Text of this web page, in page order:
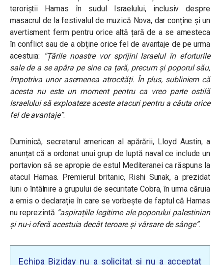
teroriștii Hamas în sudul Israelului, inclusiv despre
masacrul de la festivalul de muzică Nova, dar conține și un
avertisment ferm pentru orice altă țară de a se amesteca
în conflict sau de a obține orice fel de avantaje de pe urma
acestuia:
“Țările noastre vor sprijini Israelul în eforturile
sale de a se apăra pe sine ca țară, precum și poporul său,
împotriva unor asemenea atrocități. În plus, subliniem că
acesta nu este un moment pentru ca vreo parte ostilă
Israelului să exploateze aceste atacuri pentru a căuta orice
fel de avantaje”.
Duminică, secretarul american al apărării, Lloyd Austin, a
anunțat că a ordonat unui grup de luptă naval ce include un
portavion să se apropie de estul Mediteranei ca răspuns la
atacul Hamas. Premierul britanic, Rishi Sunak, a prezidat
luni o întâlnire a grupului de securitate Cobra, în urma căruia
a emis o declarație în care se vorbește de faptul că Hamas
nu reprezintă “aspirațiile legitime ale poporului palestinian
și nu-i oferă acestuia decât teroare și vărsare de sânge”.
Echipa Biziday nu a solicitat și nu a acceptat